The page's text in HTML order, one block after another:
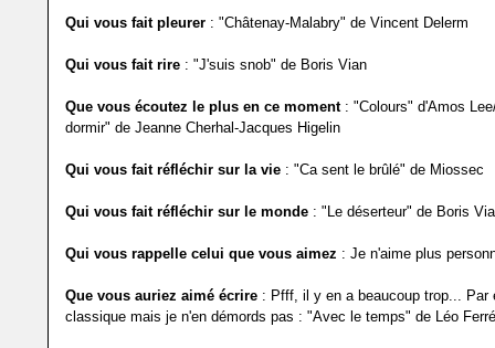
Qui vous fait pleurer : "Châtenay-Malabry" de Vincent Delerm
Qui vous fait rire : "J'suis snob" de Boris Vian
Que vous écoutez le plus en ce moment : "Colours" d'Amos
dormir" de Jeanne Cherhal-Jacques Higelin
Qui vous fait réfléchir sur la vie : "Ca sent le brûlé" de Miossec
Qui vous fait réfléchir sur le monde : "Le déserteur" de Boris
Qui vous rappelle celui que vous aimez : Je n'aime plus
Que vous auriez aimé écrire : Pfff, il y en a beaucoup trop... Par
classique mais je n'en démords pas : "Avec le temps" de Léo Ferré